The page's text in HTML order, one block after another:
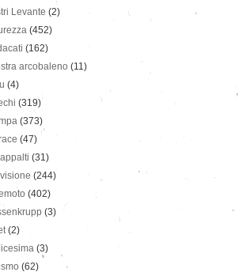
Levante (2)
(452)
(162)
arcobaleno (11)
(4)
(319)
(373)
(47)
(31)
(244)
(402)
(3)
(2)
(3)
(62)